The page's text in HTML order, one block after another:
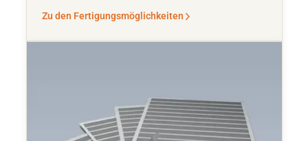
Zu den Fertigungsmöglichkeiten